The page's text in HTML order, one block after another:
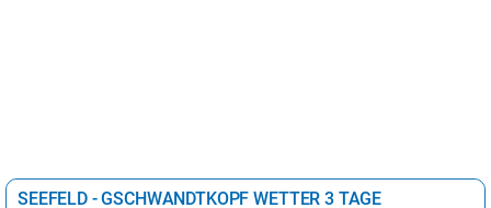
SEEFELD - GSCHWANDTKOPF WETTER 3 TAGE